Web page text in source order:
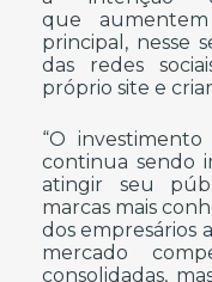
que
principal, nesse
das redes
próprio site e
“O
continua sendo
atingir seu
marcas mais
dos empresários
mercado
consolidadas,